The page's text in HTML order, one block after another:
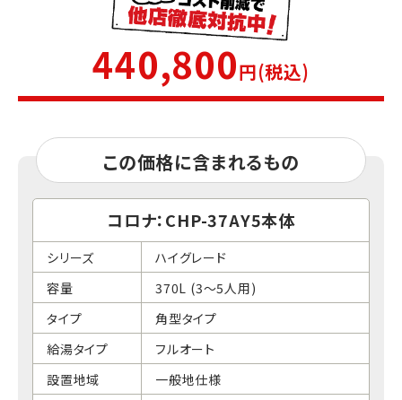
440,800円(税込)
この価格に含まれるもの
コロナ：CHP-37AY5本体
シリーズ
ハイグレード
容量
370L (3～5人用)
タイプ
角型タイプ
給湯タイプ
フルオート
設置地域
一般地仕様